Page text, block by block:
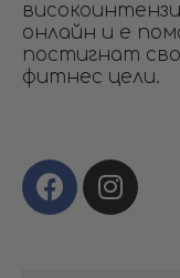
онлайн и е
постигнат
фитнес цели.